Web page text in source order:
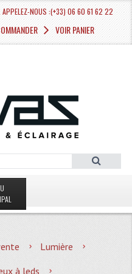
APPELEZ-NOUS :(+33) 06 60 61 62 22
VOIR PANIER
Lumière
à leds